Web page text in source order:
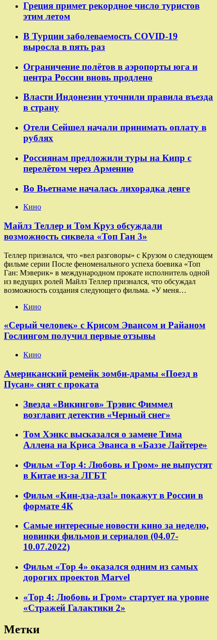
Греция примет рекордное число туристов
этим летом
В Турции заболеваемость COVID-19
выросла в пять раз
Ограничение полётов в аэропорты юга и
центра России вновь продлено
Власти Индонезии уточнили правила въезда
в страну
Отели Сейшел начали принимать оплату в
рублях
Россиянам предложили туры на Кипр с
перелётом через Армению
Во Вьетнаме началась лихорадка денге
Кино
Майлз Теллер и Том Круз обсуждали
возможность сиквела «Топ Ган 3»
Теллер признался, что «вел разговоры» с Крузом о следующем
фильме серии После феноменального успеха боевика «Топ
Ган: Мэверик» в международном прокате исполнитель одной
из ведущих ролей Майлз Теллер признался, что обсуждал
возможность создания следующего фильма. «У меня…
Кино
«Серый человек» с Крисом Эвансом и Райаном
Гослингом получил первые отзывы
Кино
Американский ремейк зомби-драмы «Поезд в
Пусан» снят с проката
Звезда «Викингов» Трэвис Фиммел
возглавит детектив «Черный снег»
Том Хэнкс высказался о замене Тима
Аллена на Криса Эванса в «Баззе Лайтере»
Фильм «Тор 4: Любовь и Гром» не выпустят
в Китае из-за ЛГБТ
Фильм «Кин-дза-дза!» покажут в России в
формате 4К
Самые интересные новости кино за неделю,
новинки фильмов и сериалов (04.07-
10.07.2022)
Фильм «Тор 4» оказался одним из самых
дорогих проектов Marvel
«Тор 4: Любовь и Гром» стартует на уровне
«Стражей Галактики 2»
Метки